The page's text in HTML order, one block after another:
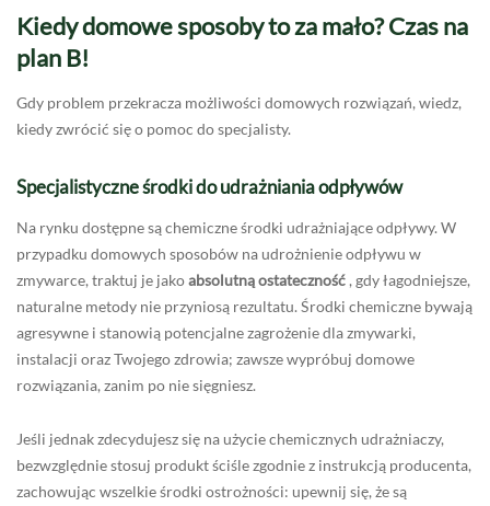
Kiedy domowe sposoby to za mało? Czas na
plan B!
Gdy problem przekracza możliwości domowych rozwiązań, wiedz,
kiedy zwrócić się o pomoc do specjalisty.
Specjalistyczne środki do udrażniania odpływów
Na rynku dostępne są chemiczne środki udrażniające odpływy. W
przypadku domowych sposobów na udrożnienie odpływu w
zmywarce, traktuj je jakoabsolutną ostateczność , gdy łagodniejsze,
naturalne metody nie przyniosą rezultatu. Środki chemiczne bywają
agresywne i stanowią potencjalne zagrożenie dla zmywarki,
instalacji oraz Twojego zdrowia; zawsze wypróbuj domowe
rozwiązania, zanim po nie sięgniesz.
Jeśli jednak zdecydujesz się na użycie chemicznych udrażniaczy,
bezwzględnie stosuj produkt ściśle zgodnie z instrukcją producenta,
zachowując wszelkie środki ostrożności: upewnij się, że są